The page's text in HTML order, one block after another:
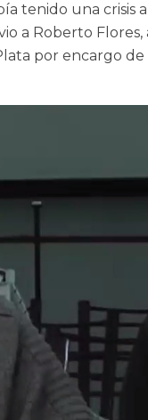
tenido una crisis
a Roberto Flores,
por encargo